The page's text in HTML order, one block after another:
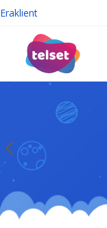
Eraklient